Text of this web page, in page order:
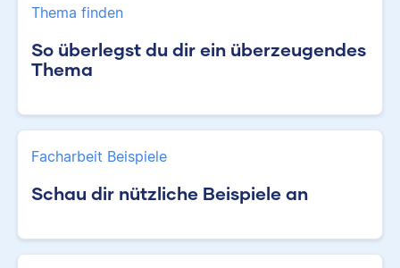
Thema finden
So überlegst du dir ein überzeugendes
Thema
Facharbeit Beispiele
Schau dir nützliche Beispiele an